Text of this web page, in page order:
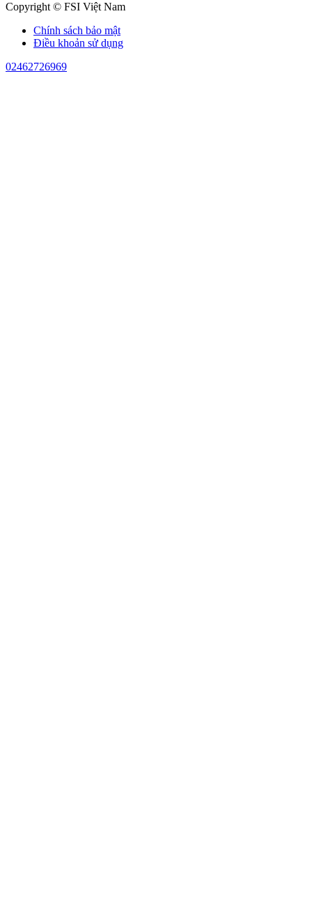
Copyright © FSI Việt Nam
Chính sách bảo mật
Điều khoản sử dụng
02462726969